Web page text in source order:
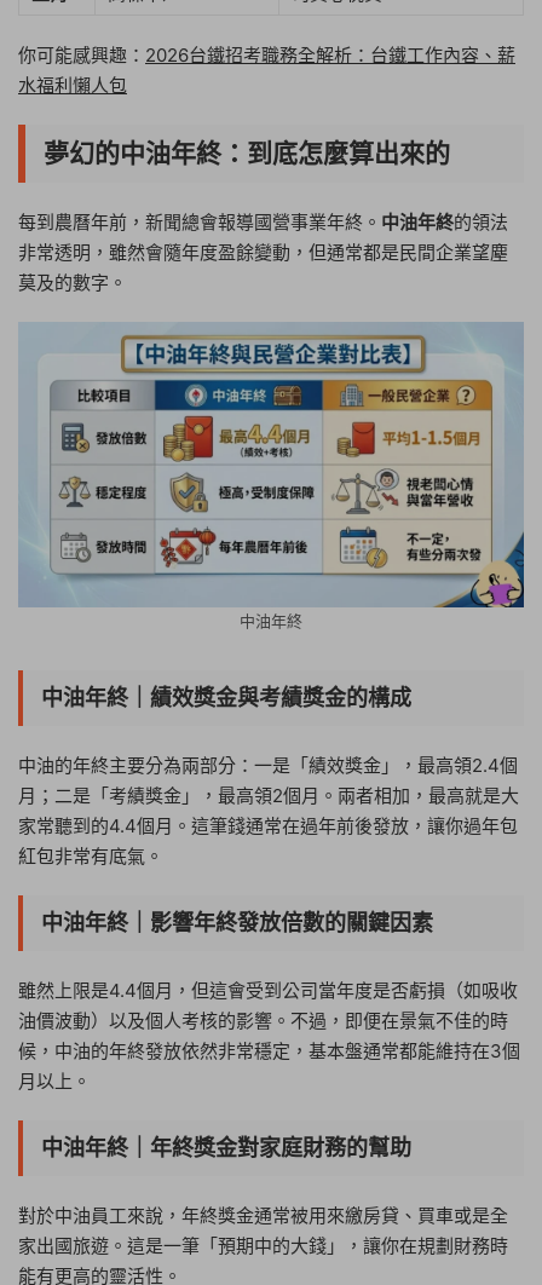
你可能感興趣： 2026台鐵招考職務全解析：台鐵工作內容、薪
水福利懶人包
夢幻的中油年終：到底怎麼算出來的
每到農曆年前，新聞總會報導國營事業年終。 中油年終的領法
非常透明，雖然會隨年度盈餘變動，但通常都是民間企業望塵
莫及的數字。
中油年終
中油年終｜績效獎金與考績獎金的構成
中油的年終主要分為兩部分：一是「績效獎金」，最高領2.4個
月；二是「考績獎金」，最高領2個月。兩者相加，最高就是大
家常聽到的4.4個月。這筆錢通常在過年前後發放，讓你過年包
紅包非常有底氣。
中油年終｜影響年終發放倍數的關鍵因素
雖然上限是4.4個月，但這會受到公司當年度是否虧損（如吸收
油價波動）以及個人考核的影響。不過，即便在景氣不佳的時
候，中油的年終發放依然非常穩定，基本盤通常都能維持在3個
月以上。
中油年終｜年終獎金對家庭財務的幫助
對於中油員工來說，年終獎金通常被用來繳房貸、買車或是全
家出國旅遊。這是一筆「預期中的大錢」，讓你在規劃財務時
能有更高的靈活性。